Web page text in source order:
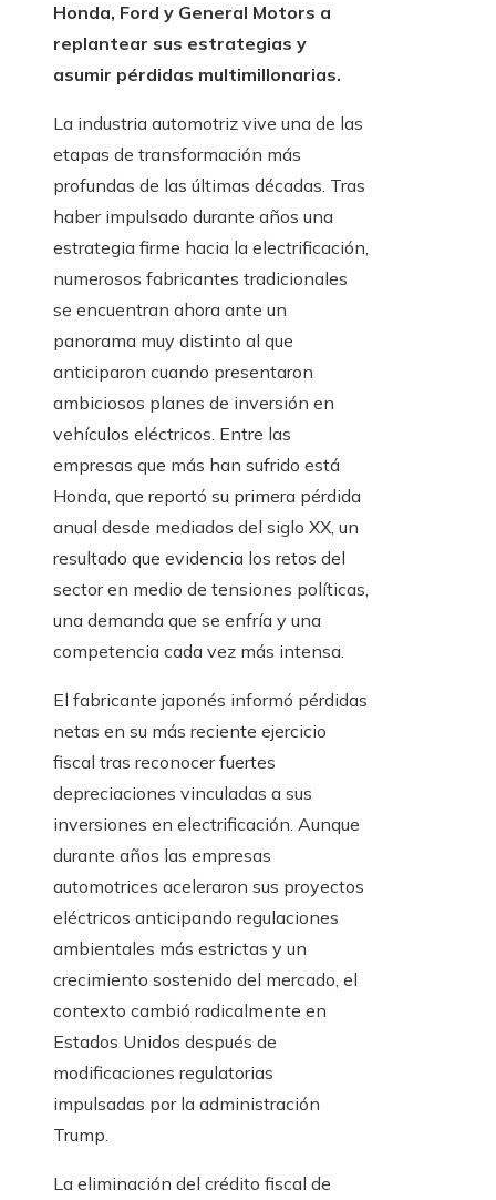
Honda, Ford y General Motors a
replantear sus estrategias y
asumir pérdidas multimillonarias.
La industria automotriz vive una de las
etapas de transformación más
profundas de las últimas décadas. Tras
haber impulsado durante años una
estrategia firme hacia la electrificación,
numerosos fabricantes tradicionales
se encuentran ahora ante un
panorama muy distinto al que
anticiparon cuando presentaron
ambiciosos planes de inversión en
vehículos eléctricos. Entre las
empresas que más han sufrido está
Honda, que reportó su primera pérdida
anual desde mediados del siglo XX, un
resultado que evidencia los retos del
sector en medio de tensiones políticas,
una demanda que se enfría y una
competencia cada vez más intensa.
El fabricante japonés informó pérdidas
netas en su más reciente ejercicio
fiscal tras reconocer fuertes
depreciaciones vinculadas a sus
inversiones en electrificación. Aunque
durante años las empresas
automotrices aceleraron sus proyectos
eléctricos anticipando regulaciones
ambientales más estrictas y un
crecimiento sostenido del mercado, el
contexto cambió radicalmente en
Estados Unidos después de
modificaciones regulatorias
impulsadas por la administración
Trump.
La eliminación del crédito fiscal de